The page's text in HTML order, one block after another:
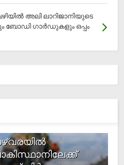
അലി ലാറിജാനിയുടെ
ബോഡി ഗാര്‍ഡുകളും ഒപ്പം